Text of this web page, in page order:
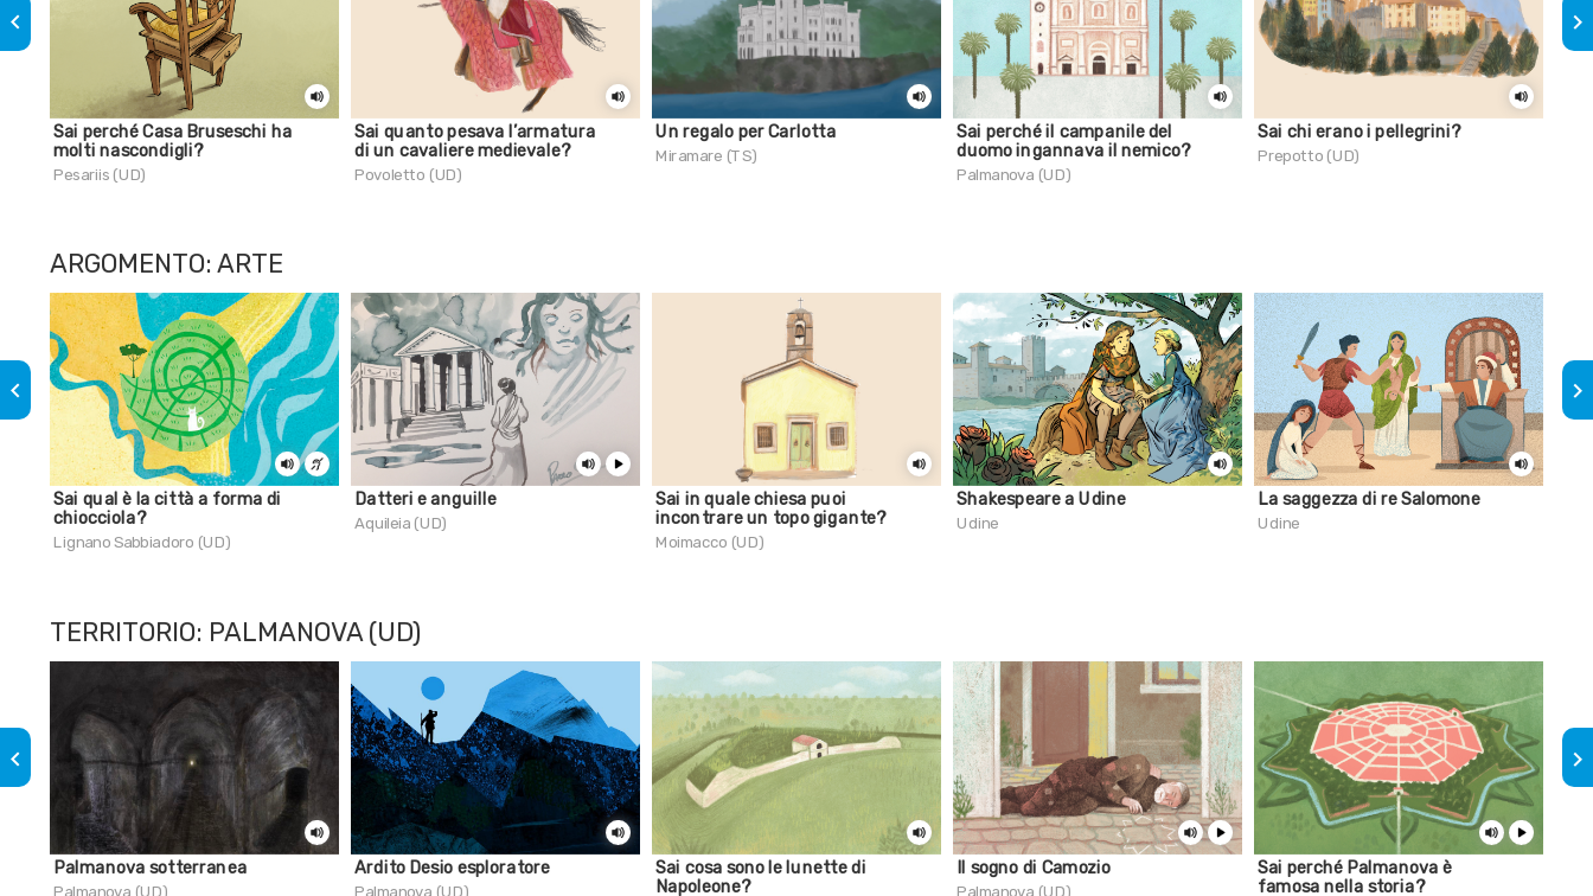
Sai perché Casa Bruseschi ha
molti nascondigli?
Pesariis (UD)
Sai quanto pesava l’armatura
di un cavaliere medievale?
Povoletto (UD)
Un regalo per Carlotta
Miramare (TS)
Sai perché il campanile del
duomo ingannava il nemico?
Palmanova (UD)
Sai chi erano i pellegrini?
Prepotto (UD)
keyboard_arrow_left keyboard_arrow_right
ARGOMENTO: ARTE
Sai qual è la città a forma di
chiocciola?
Lignano Sabbiadoro (UD)
Datteri e anguille
Aquileia (UD)
Sai in quale chiesa puoi
incontrare un topo gigante?
Moimacco (UD)
Shakespeare a Udine
Udine
La saggezza di re Salomone
Udine
keyboard_arrow_left keyboard_arrow_right
TERRITORIO: PALMANOVA (UD)
Palmanova sotterranea
Palmanova (UD)
Ardito Desio esploratore
Palmanova (UD)
Sai cosa sono le lunette di
Napoleone?
Il sogno di Camozio
Palmanova (UD)
Sai perché Palmanova è
famosa nella storia?
keyboard_arrow_left keyboard_arrow_right